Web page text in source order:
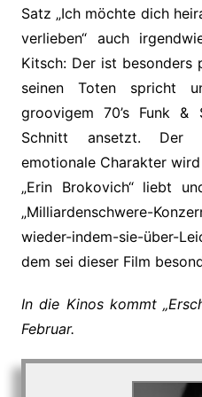
Satz „Ich möchte dich
verlieben“ auch
Kitsch: Der ist besonders
seinen Toten spricht
groovigem 70’s Funk
Schnitt ansetzt. Der
emotionale Charakter
„Erin Brokovich“ liebt
„Milliardenschwere-
wieder-indem-sie-über-
dem sei dieser Film
In die Kinos kommt
Februar.